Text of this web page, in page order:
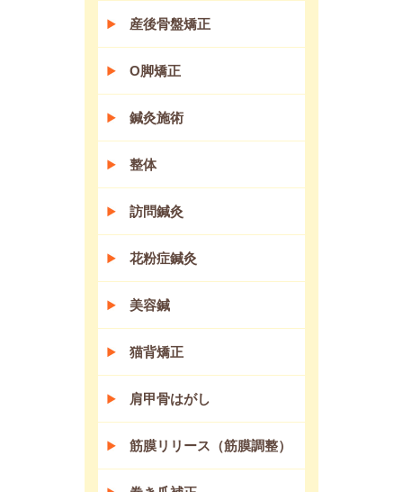
産後骨盤矯正
O脚矯正
鍼灸施術
整体
訪問鍼灸
花粉症鍼灸
美容鍼
猫背矯正
肩甲骨はがし
筋膜リリース（筋膜調整）